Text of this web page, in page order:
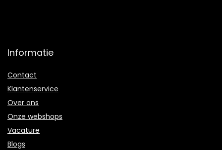
Informatie
Contact
Klantenservice
Over ons
Onze webshops
Vacature
Blogs